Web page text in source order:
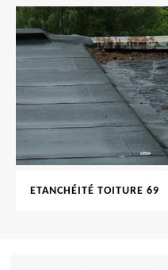
ETANCHÉITÉ TOITURE 69